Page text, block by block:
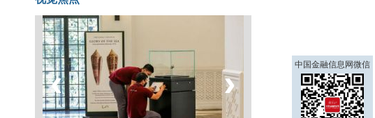
‹ › 中国金融信息网微信